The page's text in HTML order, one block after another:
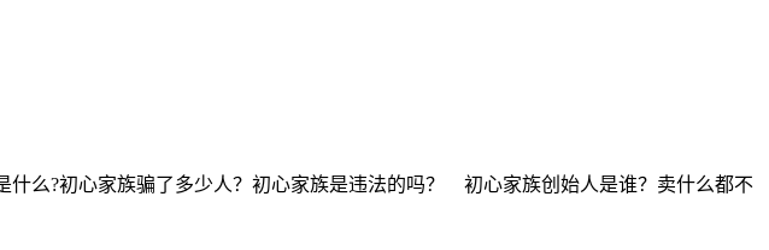
么?初心家族骗了多少人？初心家族是违法的吗？ 初心家族创始人是谁？卖什么都不